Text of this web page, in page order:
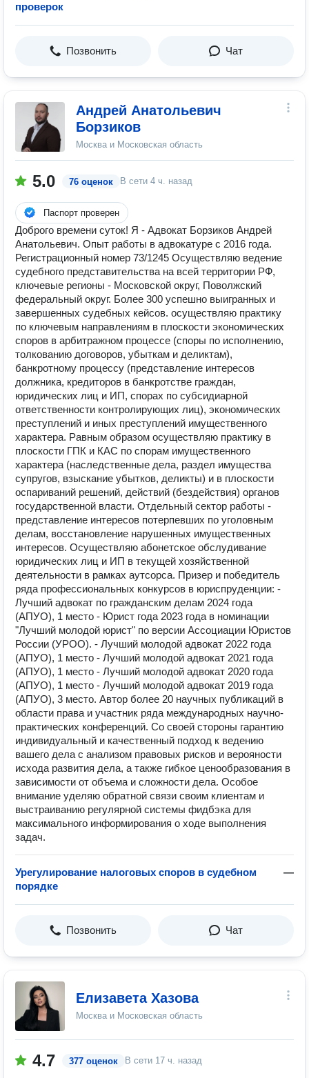
проверок
Позвонить Чат
Андрей Анатольевич
Борзиков
Москва и Московская область
5.0 76 оценок В сети 4 ч. назад
Паспорт проверен
Доброго времени суток! Я - Адвокат Борзиков Андрей
Анатольевич. Опыт работы в адвокатуре с 2016 года.
Регистрационный номер 73/1245 Осуществляю ведение
судебного представительства на всей территории РФ,
ключевые регионы - Московской округ, Поволжский
федеральный округ. Более 300 успешно выигранных и
завершенных судебных кейсов. осуществляю практику
по ключевым направлениям в плоскости экономических
споров в арбитражном процессе (споры по исполнению,
толкованию договоров, убыткам и деликтам),
банкротному процессу (представление интересов
должника, кредиторов в банкротстве граждан,
юридических лиц и ИП, спорах по субсидиарной
ответственности контролирующих лиц), экономических
преступлений и иных преступлений имущественного
характера. Равным образом осуществляю практику в
плоскости ГПК и КАС по спорам имущественного
характера (наследственные дела, раздел имущества
супругов, взыскание убытков, деликты) и в плоскости
оспариваний решений, действий (бездействия) органов
государственной власти. Отдельный сектор работы -
представление интересов потерпевших по уголовным
делам, восстановление нарушенных имущественных
интересов. Осуществляю абонетское обслудивание
юридических лиц и ИП в текущей хозяйственной
деятельности в рамках аутсорса. Призер и победитель
ряда профессиональных конкурсов в юриспруденции: -
Лучший адвокат по гражданским делам 2024 года
(АПУО), 1 место - Юрист года 2023 года в номинации
"Лучший молодой юрист" по версии Ассоциации Юристов
России (УРОО). - Лучший молодой адвокат 2022 года
(АПУО), 1 место - Лучший молодой адвокат 2021 года
(АПУО), 1 место - Лучший молодой адвокат 2020 года
(АПУО), 1 место - Лучший молодой адвокат 2019 года
(АПУО), 3 место. Автор более 20 научных публикаций в
области права и участник ряда международных научно-
практических конференций. Со своей стороны гарантию
индивидуальный и качественный подход к ведению
вашего дела с анализом правовых рисков и верояности
исхода развития дела, а также гибкое ценообразования в
зависимости от объема и сложности дела. Особое
внимание уделяю обратной связи своим клиентам и
выстраиванию регулярной системы фидбэка для
максимального информирования о ходе выполнения
задач.
Урегулирование налоговых споров в судебном
порядке
—
Позвонить Чат
Елизавета Хазова
Москва и Московская область
4.7 377 оценок В сети 17 ч. назад